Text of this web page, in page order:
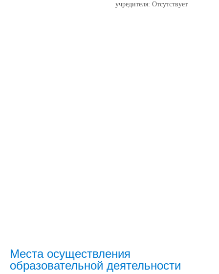
учредителя: Отсутствует
Места осуществления
образовательной деятельности